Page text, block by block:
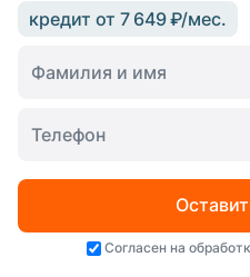
кредит от 7 649 ₽/мес.
Согласен на